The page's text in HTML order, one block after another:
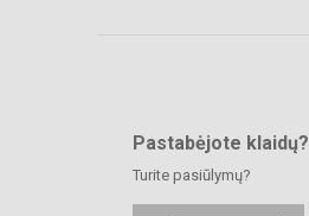
Pastabėjote klaidų?
Turite pasiūlymų?